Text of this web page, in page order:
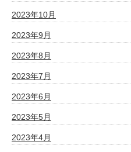
2023年10月
2023年9月
2023年8月
2023年7月
2023年6月
2023年5月
2023年4月